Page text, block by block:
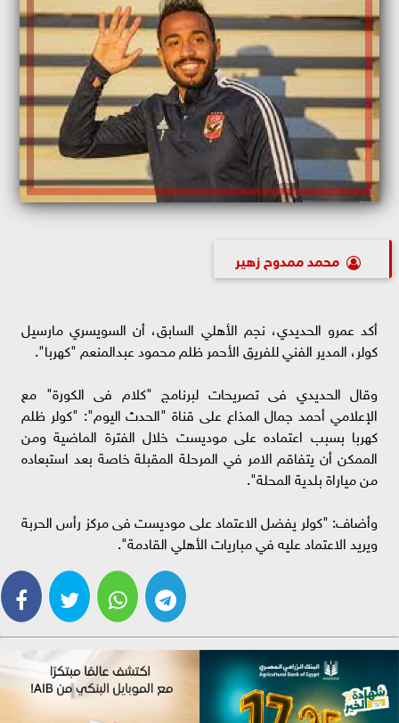
محمد ممدوح زهير
أكد عمرو الحديدي، نجم الأهلي السابق، أن السويسري مارسيل
كولر، المدير الفني للفريق الأحمر ظلم محمود عبدالمنعم "كهربا".
وقال الحديدي فى تصريحات لبرنامج "كلام فى الكورة" مع
الإعلامي أحمد جمال المذاع على قناة "الحدث اليوم": "كولر ظلم
كهربا بسبب اعتماده على موديست خلال الفترة الماضية ومن
الممكن أن يتفاقم الامر في المرحلة المقبلة خاصة بعد استبعاده
من مياراة بلدية المحلة".
وأضاف: "كولر يفضل الاعتماد على موديست فى مركز رأس الحربة
ويريد الاعتماد عليه في مباريات الأهلي القادمة".